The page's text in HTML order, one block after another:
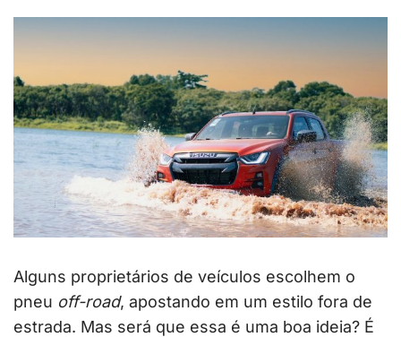
Alguns proprietários de veículos escolhem o
pneu off-road, apostando em um estilo fora de
estrada. Mas será que essa é uma boa ideia? É